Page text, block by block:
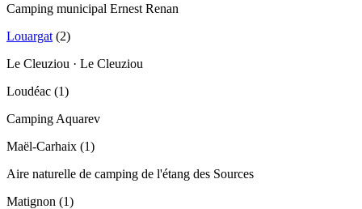
Camping municipal Ernest Renan
Louargat (2)
Le Cleuziou · Le Cleuziou
Loudéac (1)
Camping Aquarev
Maël-Carhaix (1)
Aire naturelle de camping de l'étang des Sources
Matignon (1)